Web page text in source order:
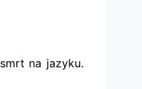
na jazyku.